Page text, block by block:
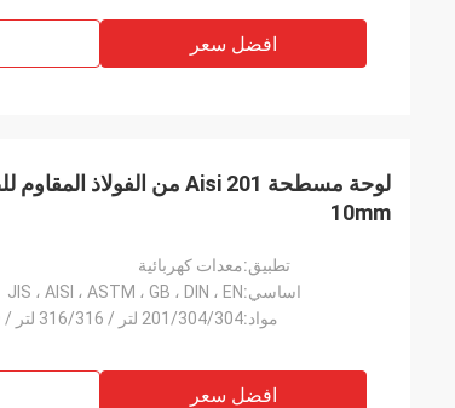
افضل سعر
10mm
تطبيق:معدات كهربائية
اساسي:JIS ، AISI ، ASTM ، GB ، DIN ، EN
مواد:201/304/304 لتر / 316/316 لتر / 430
افضل سعر